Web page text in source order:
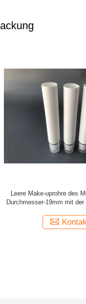
Farbige Pearlescent
Röhrenverpackung 30g